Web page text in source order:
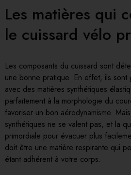
Les matières qui
le cuissard vélo
Les composants du cuissard sont
une bonne pratique. En effet, ils sont
avec des matières synthétiques
parfaitement à la morphologie du
favoriser un bon aérodynamisme.
synthétiques ne se valent pas, et la
primordiale pour évacuer plus
doit être une matière respirante qui
étant adhérent à votre corps.